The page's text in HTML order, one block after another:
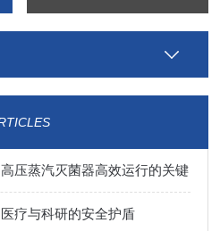
压蒸汽灭菌器高效运行的关键
疗与科研的安全护盾